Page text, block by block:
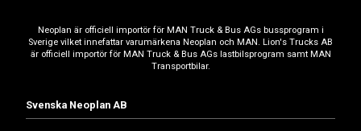
Neoplan är officiell importör för MAN Truck & Bus AGs bussprogram i
Sverige vilket innefattar varumärkena Neoplan och MAN. Lion's Trucks AB
är officiell importör för MAN Truck & Bus AGs lastbilsprogram samt MAN
Transportbilar.
Svenska Neoplan AB